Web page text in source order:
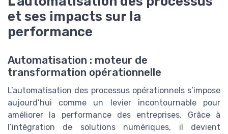
et ses impacts sur la
performance
Automatisation : moteur de
transformation opérationnelle
L’automatisation des processus opérationnels s’impose
aujourd’hui comme un levier incontournable pour
améliorer la performance des entreprises. Grâce à
l’intégration de solutions numériques, il devient